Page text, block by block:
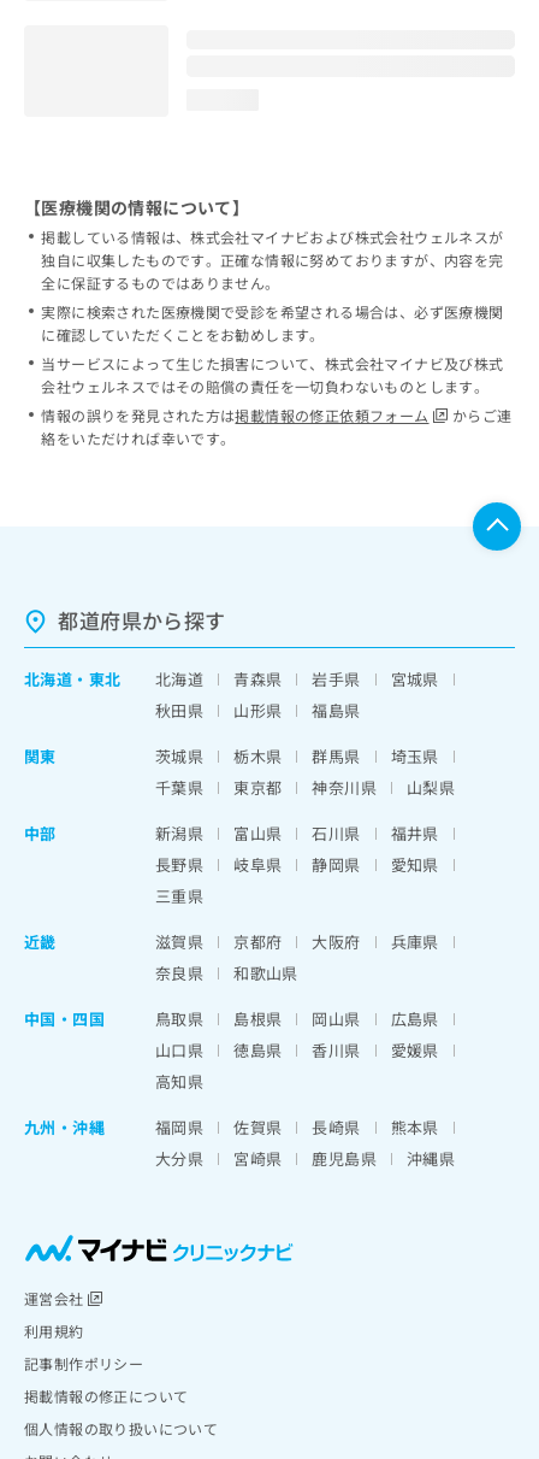
【医療機関の情報について】
掲載している情報は、株式会社マイナビおよび株式会社ウェルネスが
独自に収集したものです。正確な情報に努めておりますが、内容を完
全に保証するものではありません。
実際に検索された医療機関で受診を希望される場合は、必ず医療機関
に確認していただくことをお勧めします。
当サービスによって生じた損害について、株式会社マイナビ及び株式
会社ウェルネスではその賠償の責任を一切負わないものとします。
情報の誤りを発見された方は掲載情報の修正依頼フォーム
からご連
絡をいただければ幸いです。
都道府県から探す
北海道 ・ 東北 北海道 青森県 岩手県
宮城県
秋田県
山形県
福島県
関東
茨城県 栃木県 群馬県
埼玉県
千葉県
東京都 神奈川県
山梨県
中部
新潟県 富山県 石川県
福井県
長野県
岐阜県 静岡県
愛知県
三重県
近畿
滋賀県 京都府 大阪府
兵庫県
奈良県
和歌山県
中国・四国
鳥取県 島根県 岡山県
広島県
山口県
徳島県 香川県
愛媛県
高知県
九州・沖縄
福岡県 佐賀県 長崎県
熊本県
大分県
宮崎県 鹿児島県 沖縄県
運営会社
利用規約
記事制作ポリシー
掲載情報の修正について
個人情報の取り扱いについて